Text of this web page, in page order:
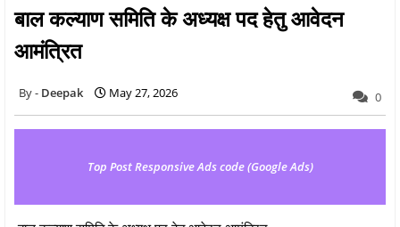
बाल कल्याण समिति के अध्यक्ष पद हेतु आवेदन
आमंत्रित
Deepak May 27, 2026 0
Top Post Responsive Ads code (Google Ads)